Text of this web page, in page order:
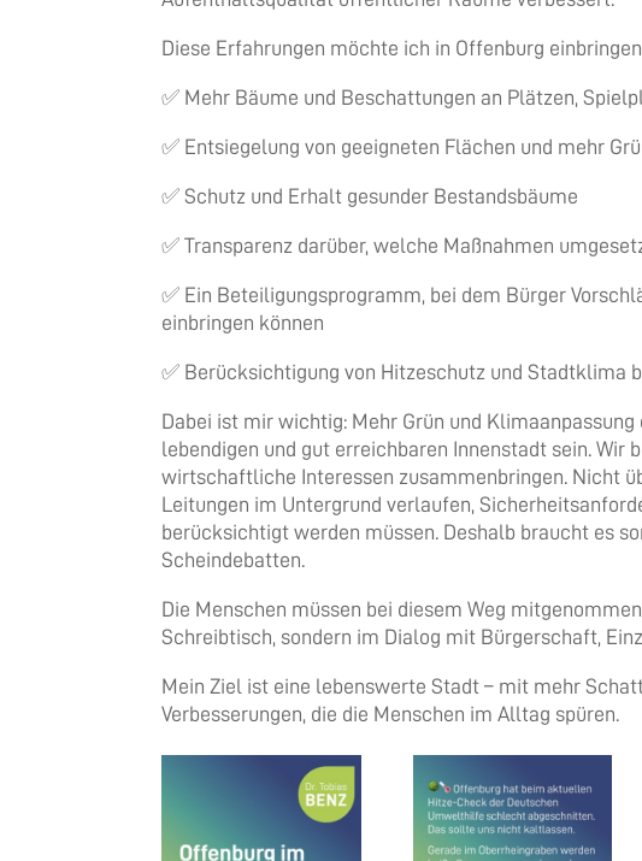
Diese Erfahrungen möchte ich in Offenburg
✅ Mehr Bäume und Beschattungen an Plätzen,
✅ Entsiegelung von geeigneten Flächen und mehr
✅ Schutz und Erhalt gesunder Bestandsbäume
✅ Transparenz darüber, welche Maßnahmen
✅ Ein Beteiligungsprogramm, bei dem Bürger
einbringen können
✅ Berücksichtigung von Hitzeschutz und Stadtklima
Dabei ist mir wichtig: Mehr Grün und
lebendigen und gut erreichbaren Innenstadt sein. Wir
wirtschaftliche Interessen zusammenbringen. Nicht
Leitungen im Untergrund verlaufen,
berücksichtigt werden müssen. Deshalb braucht es
Scheindebatten.
Die Menschen müssen bei diesem Weg
Schreibtisch, sondern im Dialog mit Bürgerschaft,
Mein Ziel ist eine lebenswerte Stadt – mit mehr
Verbesserungen, die die Menschen im Alltag spüren.